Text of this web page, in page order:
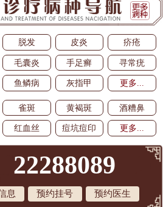
脱发 皮炎 疥疮
毛囊炎 手足癣 寻常疣
鱼鳞病 灰指甲 更多...
雀斑 黄褐斑 酒糟鼻
红血丝 痘坑痘印 更多...
22288089
息 预约挂号 预约医生